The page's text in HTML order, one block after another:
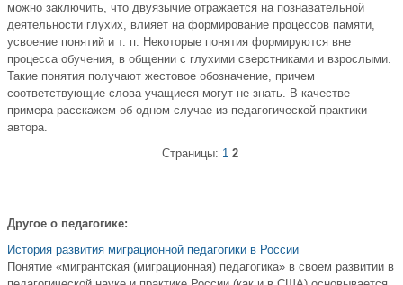
можно заключить, что двуязычие отражается на познавательной
деятельности глухих, влияет на формирование процессов памяти,
усвоение понятий и т. п. Некоторые понятия формируются вне
процесса обучения, в общении с глухими сверстниками и взрослыми.
Такие понятия получают жестовое обозначение, причем
соответствующие слова учащиеся могут не знать. В качестве
примера расскажем об одном случае из педагогической практики
автора.
Страницы: 1 2
Другое о педагогике:
История развития миграционной педагогики в России
Понятие «мигрантская (миграционная) педагогика» в своем развитии в